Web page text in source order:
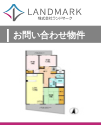
お問い合わせ物件